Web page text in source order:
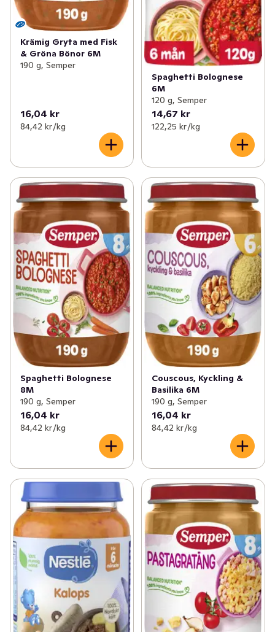
Krämig Gryta med Fisk
& Gröna Bönor 6M
190 g, Semper
16,04 kr
84,42 kr /kg
Spaghetti Bolognese
6M
120 g, Semper
14,67 kr
122,25 kr /kg
Spaghetti Bolognese
8M
190 g, Semper
16,04 kr
84,42 kr /kg
Couscous, Kyckling &
Basilika 6M
190 g, Semper
16,04 kr
84,42 kr /kg